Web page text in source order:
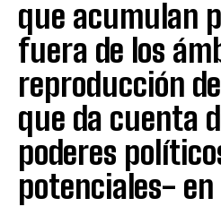
que acumulan
fuera de los
reproducción
que da cuenta
poderes
potenciales-